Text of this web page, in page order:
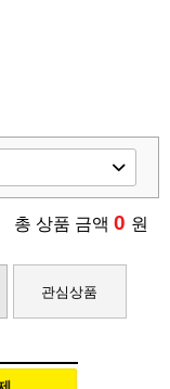
총 상품 금액 0 원
관심상품